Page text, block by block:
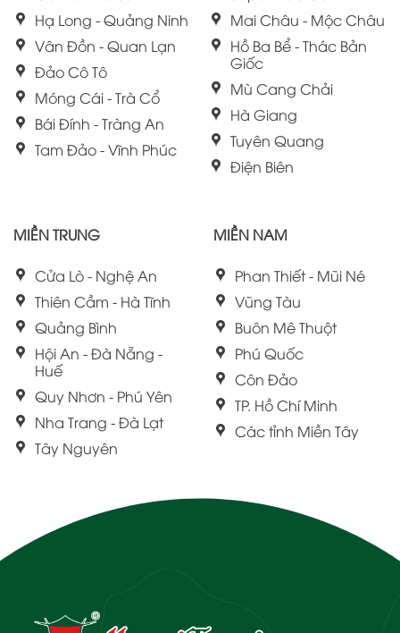
Hạ Long - Quảng Ninh
Vân Đồn - Quan Lạn
Đảo Cô Tô
Móng Cái - Trà Cổ
Bái Đính - Tràng An
Tam Đảo - Vĩnh Phúc
Mai Châu - Mộc Châu
Hồ Ba Bể - Thác Bản
Giốc
Mù Cang Chải
Hà Giang
Tuyên Quang
Điện Biên
MIỀN TRUNG
Cửa Lò - Nghệ An
Thiên Cầm - Hà Tĩnh
Quảng Bình
Hội An - Đà Nẵng -
Huế
Quy Nhơn - Phú Yên
Nha Trang - Đà Lạt
Tây Nguyên
MIỀN NAM
Phan Thiết - Mũi Né
Vũng Tàu
Buôn Mê Thuột
Phú Quốc
Côn Đảo
TP. Hồ Chí Minh
Các tỉnh Miền Tây